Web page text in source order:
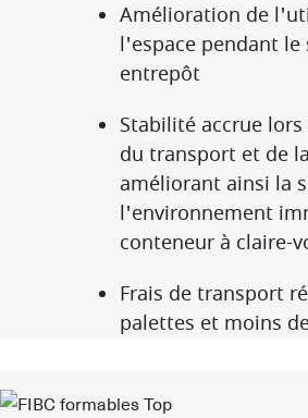
Amélioration de
l'espace pendant le
entrepôt
Stabilité accrue
du transport et de
améliorant ainsi la
l'environnement
conteneur à claire-
Frais de transport
palettes et moins de